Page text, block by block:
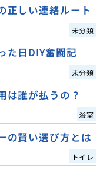
正しい連絡ルート
未分類
た日DIY奮闘記
未分類
は誰が払うの？
浴室
の賢い選び方とは
トイレ